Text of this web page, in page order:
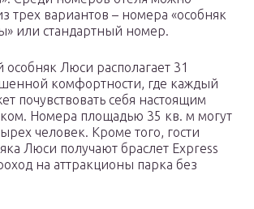
трех вариантов – номера «особняк
или стандартный номер.
Люси располагает 31
комфортности, где каждый
почувствовать себя настоящим
Номера площадью 35 кв. м могут
человек. Кроме того, гости
Люси получают браслет Express
на аттракционы парка без